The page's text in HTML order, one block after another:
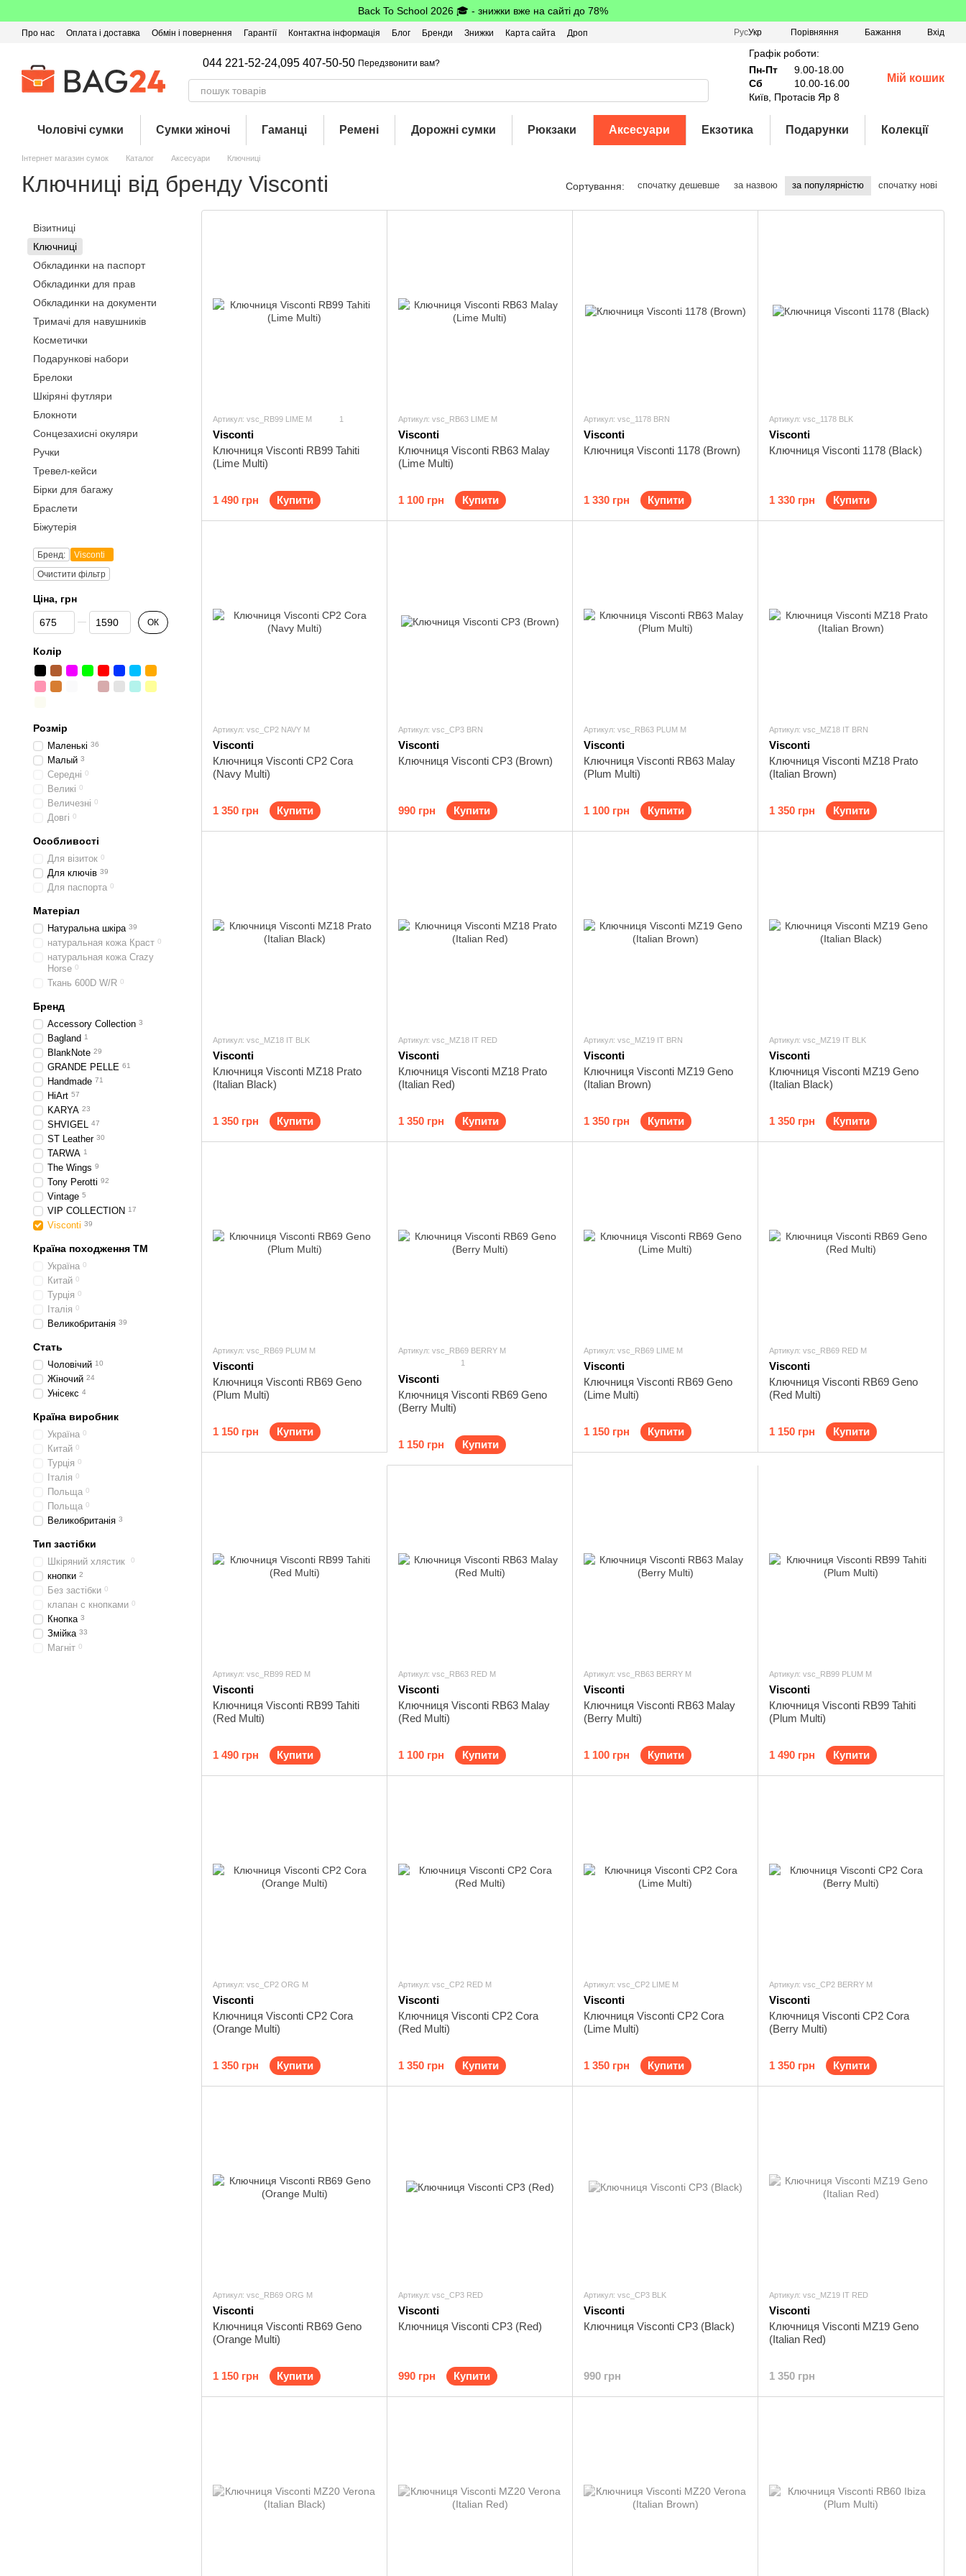
Back To School 2026 🎓 - знижки вже на сайті до 78%
Про нас Оплата і доставка Обмін і повернення Гарантії Контактна інформація Блог Бренди Знижки Карта сайта
Дроп
РусУкр Порівняння Бажання Вхід
044 221-52-24,095 407-50-50 Передзвонити вам?
Графік роботи:
Пн-Пт
9.00-18.00
Сб
10.00-16.00
Київ, Протасів Яр 8
Мій кошик
Чоловічі сумки Сумки жіночі Гаманці Ремені Дорожні сумки Рюкзаки Аксесуари Екзотика Подарунки Колекції
Інтернет магазин сумок Каталог Аксесуари Ключниці
Ключниці від бренду Visconti Сортування: спочатку дешевше за назвою за популярністю спочатку нові
Артикул: vsc_RB99 LIME M 1
Visconti
Ключниця Visconti RB99 Tahiti
(Lime Multi)
1 490 грн Купити
Артикул: vsc_RB63 LIME M
Visconti
Ключниця Visconti RB63 Malay
(Lime Multi)
1 100 грн Купити
Артикул: vsc_1178 BRN
Visconti
Ключниця Visconti 1178 (Brown)
1 330 грн Купити
Артикул: vsc_1178 BLK
Visconti
Ключниця Visconti 1178 (Black)
1 330 грн Купити
Артикул: vsc_CP2 NAVY M
Visconti
Ключниця Visconti CP2 Cora
(Navy Multi)
1 350 грн Купити
Артикул: vsc_CP3 BRN
Visconti
Ключниця Visconti CP3 (Brown)
990 грн Купити
Артикул: vsc_RB63 PLUM M
Visconti
Ключниця Visconti RB63 Malay
(Plum Multi)
1 100 грн Купити
Артикул: vsc_MZ18 IT BRN
Visconti
Ключниця Visconti MZ18 Prato
(Italian Brown)
1 350 грн Купити
Артикул: vsc_MZ18 IT BLK
Visconti
Ключниця Visconti MZ18 Prato
(Italian Black)
1 350 грн Купити
Артикул: vsc_MZ18 IT RED
Visconti
Ключниця Visconti MZ18 Prato
(Italian Red)
1 350 грн Купити
Артикул: vsc_MZ19 IT BRN
Visconti
Ключниця Visconti MZ19 Geno
(Italian Brown)
1 350 грн Купити
Артикул: vsc_MZ19 IT BLK
Visconti
Ключниця Visconti MZ19 Geno
(Italian Black)
1 350 грн Купити
Артикул: vsc_RB69 PLUM M
Visconti
Ключниця Visconti RB69 Geno
(Plum Multi)
1 150 грн Купити
Артикул: vsc_RB69 BERRY M
1
Visconti
Ключниця Visconti RB69 Geno
(Berry Multi)
1 150 грн Купити
Артикул: vsc_RB69 LIME M
Visconti
Ключниця Visconti RB69 Geno
(Lime Multi)
1 150 грн Купити
Артикул: vsc_RB69 RED M
Visconti
Ключниця Visconti RB69 Geno
(Red Multi)
1 150 грн Купити
Артикул: vsc_RB99 RED M
Visconti
Ключниця Visconti RB99 Tahiti
(Red Multi)
1 490 грн Купити
Артикул: vsc_RB63 RED M
Visconti
Ключниця Visconti RB63 Malay
(Red Multi)
1 100 грн Купити
Артикул: vsc_RB63 BERRY M
Visconti
Ключниця Visconti RB63 Malay
(Berry Multi)
1 100 грн Купити
Артикул: vsc_RB99 PLUM M
Visconti
Ключниця Visconti RB99 Tahiti
(Plum Multi)
1 490 грн Купити
Артикул: vsc_CP2 ORG M
Visconti
Ключниця Visconti CP2 Cora
(Orange Multi)
1 350 грн Купити
Артикул: vsc_CP2 RED M
Visconti
Ключниця Visconti CP2 Cora
(Red Multi)
1 350 грн Купити
Артикул: vsc_CP2 LIME M
Visconti
Ключниця Visconti CP2 Cora
(Lime Multi)
1 350 грн Купити
Артикул: vsc_CP2 BERRY M
Visconti
Ключниця Visconti CP2 Cora
(Berry Multi)
1 350 грн Купити
Артикул: vsc_RB69 ORG M
Visconti
Ключниця Visconti RB69 Geno
(Orange Multi)
1 150 грн Купити
Артикул: vsc_CP3 RED
Visconti
Ключниця Visconti CP3 (Red)
990 грн Купити
Артикул: vsc_CP3 BLK
Visconti
Ключниця Visconti CP3 (Black)
990 грн
Артикул: vsc_MZ19 IT RED
Visconti
Ключниця Visconti MZ19 Geno
(Italian Red)
1 350 грн
Візитниці
Ключниці
Обкладинки на паспорт
Обкладинки для прав
Обкладинки на документи
Тримачі для навушників
Косметички
Подарункові набори
Брелоки
Шкіряні футляри
Блокноти
Сонцезахисні окуляри
Ручки
Тревел-кейси
Бірки для багажу
Браслети
Біжутерія
Бренд:
Visconti
Очистити фільтр
Ціна, грн
Від Ціна, грн
До Ціна, грн ОК
Колір
Розмір
Маленькі 36
Малый 3
Середні 0
Великі 0
Величезні 0
Довгі 0
Особливості
Для візиток 0
Для ключів 39
Для паспорта 0
Матеріал
Натуральна шкіра 39
натуральная кожа Краст 0
натуральная кожа Crazy
Horse 0
Ткань 600D W/R 0
Бренд
Accessory Collection 3
Bagland 1
BlankNote 29
GRANDE PELLE 61
Handmade 71
HiArt 57
KARYA 23
SHVIGEL 47
ST Leather 30
TARWA 1
The Wings 9
Tony Perotti 92
Vintage 5
VIP COLLECTION 17
Visconti 39
Країна походження ТМ
Україна 0
Китай 0
Турція 0
Італія 0
Великобританія 39
Стать
Чоловічий 10
Жіночий 24
Унісекс 4
Країна виробник
Україна 0
Китай 0
Турція 0
Італія 0
Польща 0
Польща 0
Великобританія 3
Тип застібки
Шкіряний хлястик 0
кнопки 2
Без застібки 0
клапан с кнопками 0
Кнопка 3
Змійка 33
Магніт 0